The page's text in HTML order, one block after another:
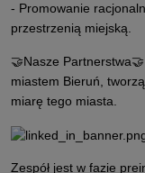
- Promowanie
przestrzenią miejską.
🤝Nasze
miastem Bieruń,
miarę tego miasta.
Zespół jest w fazie